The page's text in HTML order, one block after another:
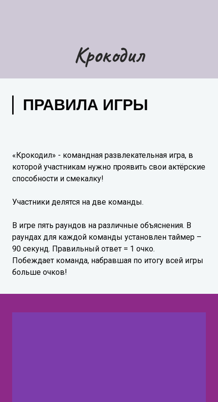
Крокодил
ПРАВИЛА ИГРЫ
«Крокодил» - командная развлекательная игра, в
которой участникам нужно проявить свои актёрские
способности и смекалку!
Участники делятся на две команды.
В игре пять раундов на различные объяснения. В
раундах для каждой команды установлен таймер –
90 секунд. Правильный ответ = 1 очко.
Побеждает команда, набравшая по итогу всей игры
больше очков!